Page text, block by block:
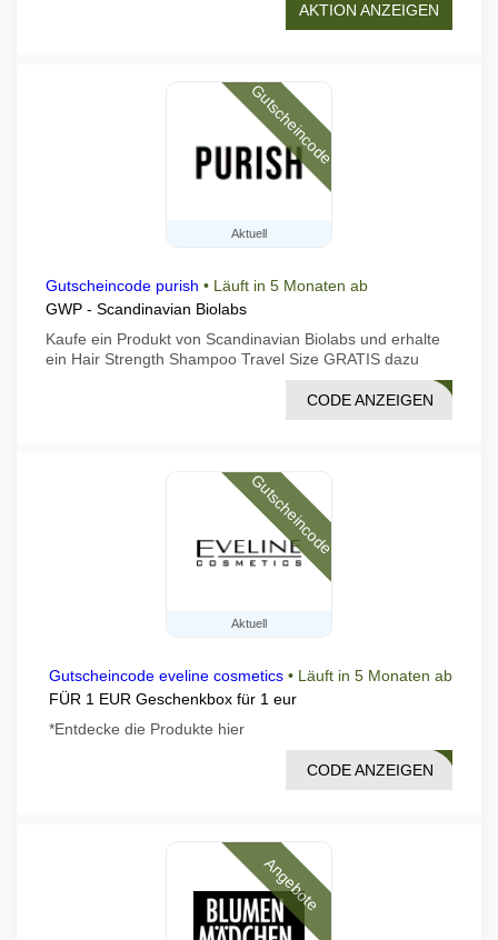
AKTION ANZEIGEN
Aktuell
Gutscheincode
Gutscheincode purish • Läuft in 5 Monaten ab
GWP - Scandinavian Biolabs
Kaufe ein Produkt von Scandinavian Biolabs und erhalte
ein Hair Strength Shampoo Travel Size GRATIS dazu
EESB
CODE ANZEIGEN
Aktuell
Gutscheincode
Gutscheincode eveline cosmetics • Läuft in 5 Monaten ab
FÜR 1 EUR Geschenkbox für 1 eur
*Entdecke die Produkte hier
KBOX
CODE ANZEIGEN
Angebote